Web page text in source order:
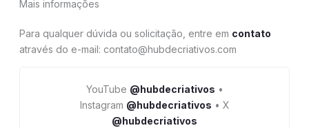
Mais informações
Para qualquer dúvida ou solicitação, entre em contato
através do e-mail: contato@hubdecriativos.com
YouTube @hubdecriativos •
Instagram @hubdecriativos • X
@hubdecriativos